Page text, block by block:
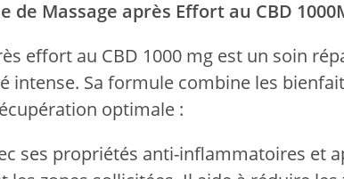
de Massage après Effort au CBD
effort au CBD 1000 mg est un soin
intense. Sa formule combine les
optimale :
ses propriétés anti-inflammatoires et